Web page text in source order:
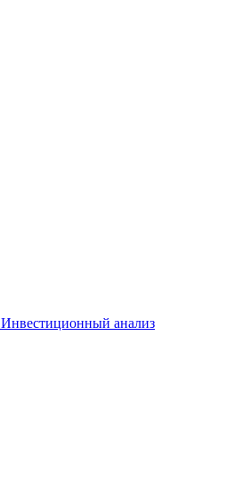
Инвестиционный анализ